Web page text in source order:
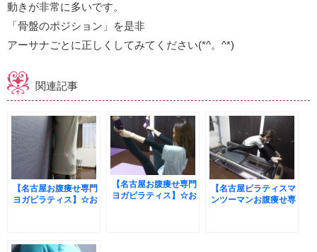
動きが非常に多いです。
「骨盤のポジション」を是非
アーサナごとに正しくしてみてください(*^。^*)
関連記事
【名古屋お腹痩せ専門
ヨガピラティス】☆お
【名古屋お腹痩せ専門
ヨガピラティス】☆お
【名古屋ピラティスマ
ンツーマンお腹痩せ専